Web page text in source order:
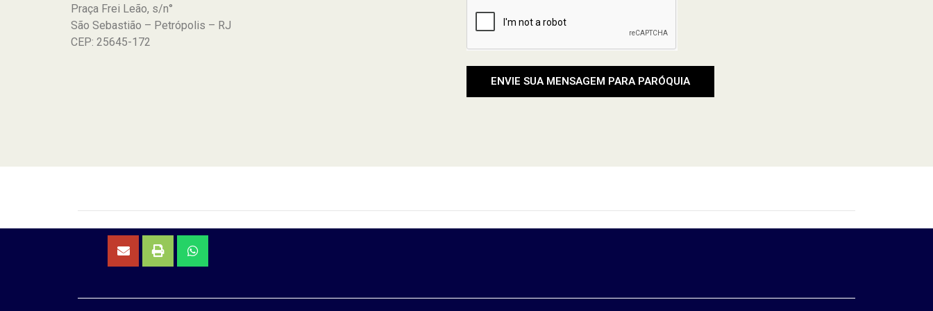
Praça Frei Leão, s/n°
São Sebastião – Petrópolis – RJ
CEP: 25645-172
ENVIE SUA MENSAGEM PARA PARÓQUIA